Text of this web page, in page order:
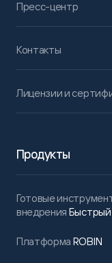
Пресс-центр
Контакты
Лицензии и
Продукты
Готовые
внедрения Быстрый
Платформа ROBIN